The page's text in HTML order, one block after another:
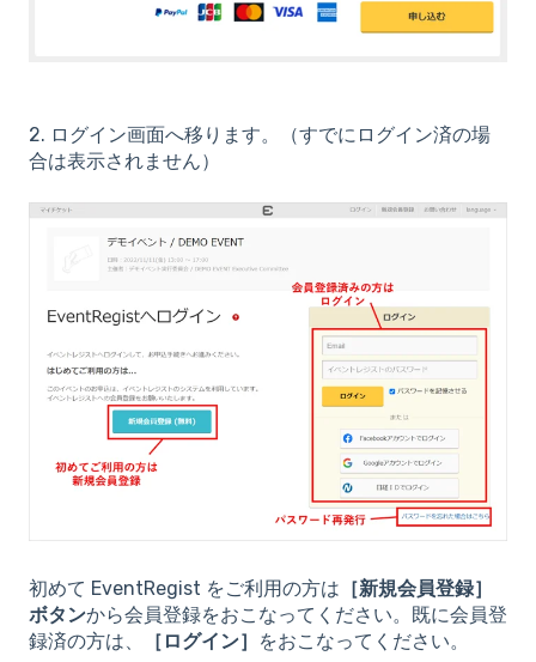
2. ログイン画面へ移ります。（すでにログイン済の場
合は表示されません）
初めて EventRegist をご利用の方は ［新規会員登録］
ボタンから会員登録をおこなってください。既に会員登
録済の方は、
［ログイン］ をおこなってください。